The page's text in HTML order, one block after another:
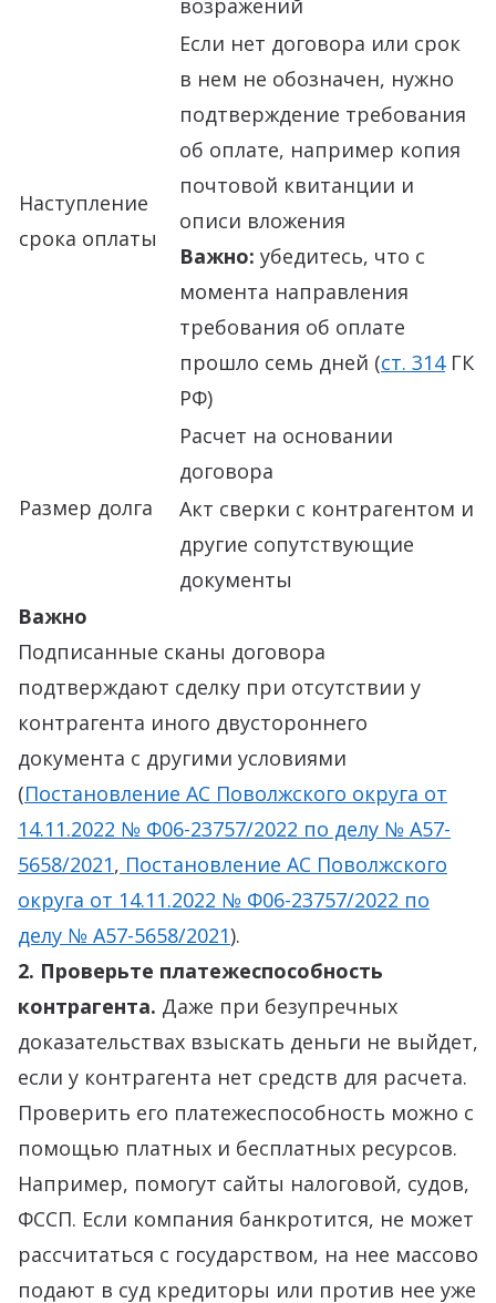
возражений
Наступление
срока оплаты
Если нет договора или срок
в нем не обозначен, нужно
подтверждение требования
об оплате, например копия
почтовой квитанции и
описи вложения
Важно: убедитесь, что с
момента направления
требования об оплате
прошло семь дней (ст. 314ГК
РФ)
Размер долга
Расчет на основании
договора
Акт сверки с контрагентом и
другие сопутствующие
документы
Важно
Подписанные сканы договора
подтверждают сделку при отсутствии у
контрагента иного двустороннего
документа с другими условиями
(Постановление АС Поволжского округа от
14.11.2022 № Ф06-23757/2022 по делу № А57-
5658/2021, Постановление АС Поволжского
округа от 14.11.2022 № Ф06-23757/2022 по
делу № А57-5658/2021).
2. Проверьте платежеспособность
контрагента. Даже при безупречных
доказательствах взыскать деньги не выйдет,
если у контрагента нет средств для расчета.
Проверить его платежеспособность можно с
помощью платных и бесплатных ресурсов.
Например, помогут сайты налоговой, судов,
ФССП. Если компания банкротится, не может
рассчитаться с государством, на нее массово
подают в суд кредиторы или против нее уже